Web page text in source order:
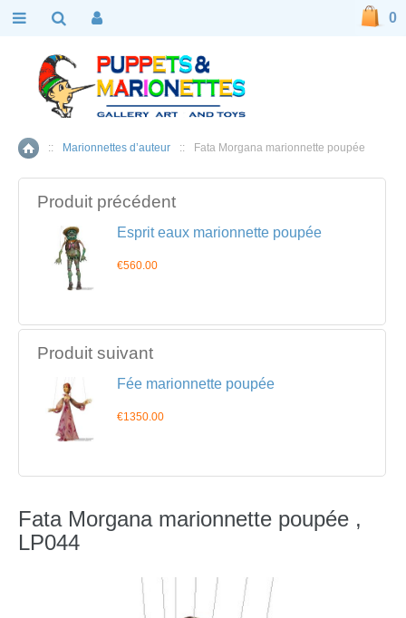
Accueil
:: Marionnettes d’auteur :: Fata Morgana marionnette poupée
Produit précédent
Esprit eaux marionnette poupée
€560.00
Produit suivant
Fée marionnette poupée
€1350.00
Fata Morgana marionnette poupée ,
LP044
0